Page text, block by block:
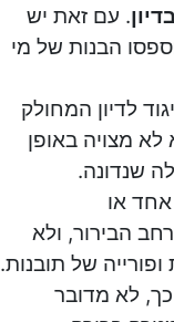
. עם זאת יש
הבנות של מי
לדיון המחולק
מצויה באופן
שנדונה.
או
הבירור, ולא
של תובנות.
לא מדובר